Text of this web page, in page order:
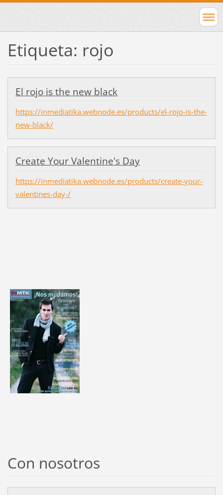
Etiqueta: rojo
El rojo is the new black
https://inmediatika.webnode.es/products/el-rojo-is-the-
new-black/
Create Your Valentine's Day
https://inmediatika.webnode.es/products/create-your-
valentines-day-/
Con nosotros